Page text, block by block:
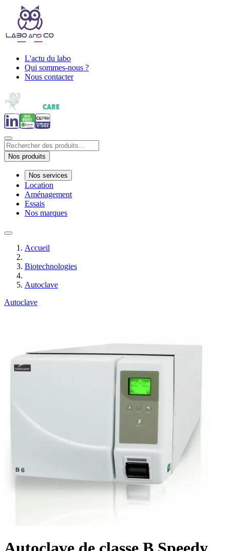
L'actu du labo
Qui sommes-nous ?
Nous contacter
Nos produits
Nos services
Location
Aménagement
Essais
Nos marques
Accueil
Biotechnologies
Autoclave
Autoclave